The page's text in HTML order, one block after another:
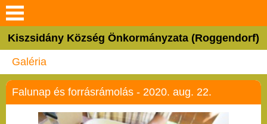
Keresés
Bemutatkozás
Hírek
Látnivalók
Kiszsidány Község Önkormányzata (Roggendorf)
Galéria
Falunap és forrásrámolás - 2020. aug. 22.